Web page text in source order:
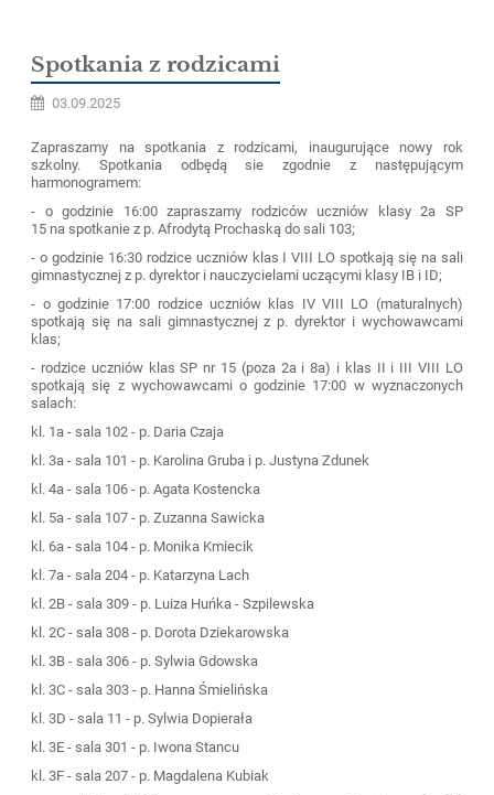
Spotkania z rodzicami
03.09.2025
Zapraszamy na spotkania z rodzicami, inaugurujące nowy rok
szkolny. Spotkania odbędą sie zgodnie z następującym
harmonogramem:
- o godzinie 16:00 zapraszamy rodziców uczniów klasy 2a SP
15 na spotkanie z p. Afrodytą Prochaską do sali 103;
- o godzinie 16:30 rodzice uczniów klas I VIII LO spotkają się na sali
gimnastycznej z p. dyrektor i nauczycielami uczącymi klasy IB i ID;
- o godzinie 17:00 rodzice uczniów klas IV VIII LO (maturalnych)
spotkają się na sali gimnastycznej z p. dyrektor i wychowawcami
klas;
- rodzice uczniów klas SP nr 15 (poza 2a i 8a) i klas II i III VIII LO
spotkają się z wychowawcami o godzinie 17:00 w wyznaczonych
salach:
kl. 1a - sala 102 - p. Daria Czaja
kl. 3a - sala 101 - p. Karolina Gruba i p. Justyna Zdunek
kl. 4a - sala 106 - p. Agata Kostencka
kl. 5a - sala 107 - p. Zuzanna Sawicka
kl. 6a - sala 104 - p. Monika Kmiecik
kl. 7a - sala 204 - p. Katarzyna Lach
kl. 2B - sala 309 - p. Luiza Huńka - Szpilewska
kl. 2C - sala 308 - p. Dorota Dziekarowska
kl. 3B - sala 306 - p. Sylwia Gdowska
kl. 3C - sala 303 - p. Hanna Śmielińska
kl. 3D - sala 11 - p. Sylwia Dopierała
kl. 3E - sala 301 - p. Iwona Stancu
kl. 3F - sala 207 - p. Magdalena Kubiak